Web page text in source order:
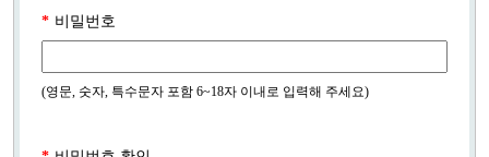
* 비밀번호
(영문, 숫자, 특수문자 포함 6~18자 이내로 입력해 주세요)